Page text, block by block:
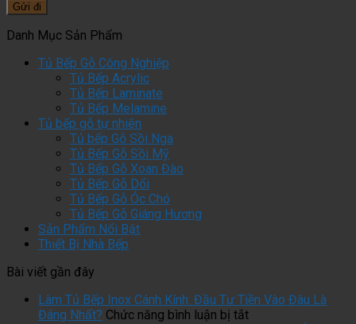
Danh Mục Sản Phẩm
Tủ Bếp Gỗ Công Nghiệp
Tủ Bếp Acrylic
Tủ Bếp Laminate
Tủ Bếp Melamine
Tủ bếp gỗ tự nhiên
Tủ bếp Gỗ Sồi Nga
Tủ Bếp Gỗ Sồi Mỹ
Tủ Bếp Gỗ Xoan Đào
Tủ Bếp Gỗ Dổi
Tủ Bếp Gỗ Óc Chó
Tủ Bếp Gỗ Giáng Hương
Sản Phẩm Nổi Bật
Thiết Bị Nhà Bếp
Bài viết gần đây
Làm Tủ Bếp Inox Cánh Kính: Đầu Tư Tiền Vào Đâu Là
Đáng Nhất? Chức năng bình luận bị tắtở